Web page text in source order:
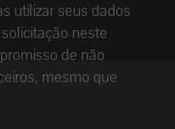
utilizar seus dados
neste
de não
mesmo que